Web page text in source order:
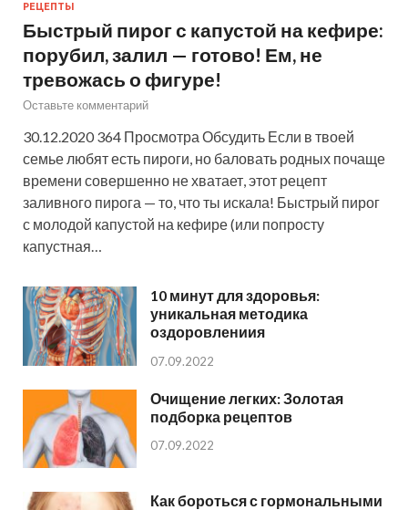
РЕЦЕПТЫ
Быстрый пирог с капустой на кефире:
порубил, залил — готово! Ем, не
тревожась о фигуре!
Оставьте комментарий
30.12.2020 364 Просмотра Обсудить Если в твоей
семье любят есть пироги, но баловать родных почаще
времени совершенно не хватает, этот рецепт
заливного пирога — то, что ты искала! Быстрый пирог
с молодой капустой на кефире (или попросту
капустная…
10 минут для здоровья:
уникальная методика
оздоровлениия
07.09.2022
Очищение легких: Золотая
подборка рецептов
07.09.2022
Как бороться с гормональными